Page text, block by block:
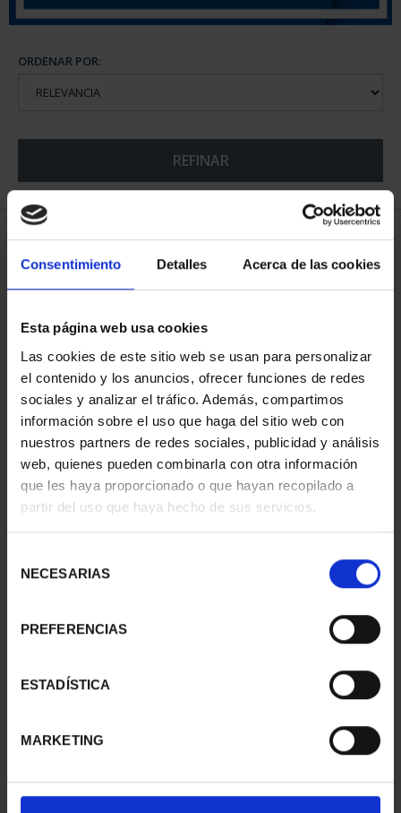
Consentimiento Detalles Acerca de las cookies
Esta página web usa cookies
Las cookies de este sitio web se usan para personalizar
el contenido y los anuncios, ofrecer funciones de redes
sociales y analizar el tráfico. Además, compartimos
información sobre el uso que haga del sitio web con
nuestros partners de redes sociales, publicidad y análisis
web, quienes pueden combinarla con otra información
que les haya proporcionado o que hayan recopilado a
partir del uso que haya hecho de sus servicios.
NECESARIAS
PREFERENCIAS
ESTADÍSTICA
MARKETING
ORDENAR POR:
REFINAR
5 Productos encontrados
SUSCRIPCIÓN
CAPITALES DE
PROVINCIA 1
949,00 €
Sólo para usuarios
registrados
SUSCRIPCIÓN
CAPITALES DE
PROVINCIA 2
949,00 €
Sólo para usuarios
registrados